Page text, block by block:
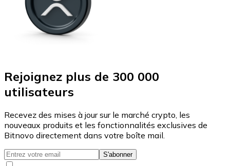
Rejoignez plus de 300 000
utilisateurs
Recevez des mises à jour sur le marché crypto, les
nouveaux produits et les fonctionnalités exclusives de
Bitnovo directement dans votre boîte mail.
S'abonner